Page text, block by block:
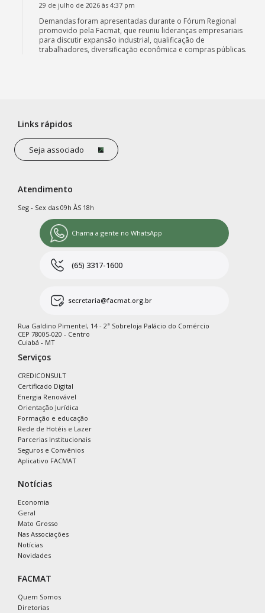
29 de julho de 2026 às 4:37 pm
Demandas foram apresentadas durante o Fórum Regional
promovido pela Facmat, que reuniu lideranças empresariais
para discutir expansão industrial, qualificação de
trabalhadores, diversificação econômica e compras públicas.
Links rápidos
Seja associado
Atendimento
Seg - Sex das 09h ÀS 18h
Chama a gente no WhatsApp
(65) 3317-1600
secretaria@facmat.org.br
Rua Galdino Pimentel, 14 - 2ª Sobreloja Palácio do Comércio
CEP 78005-020 - Centro
Cuiabá - MT
Serviços
CREDICONSULT
Certificado Digital
Energia Renovável
Orientação Jurídica
Formação e educação
Rede de Hotéis e Lazer
Parcerias Institucionais
Seguros e Convênios
Aplicativo FACMAT
Notícias
Economia
Geral
Mato Grosso
Nas Associações
Notícias
Novidades
FACMAT
Quem Somos
Diretorias